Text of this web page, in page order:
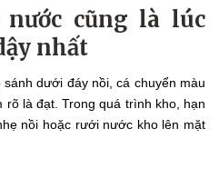
cũng là lúc
nhất
dưới đáy nồi, cá chuyển màu
là đạt. Trong quá trình kho, hạn
nồi hoặc rưới nước kho lên mặt